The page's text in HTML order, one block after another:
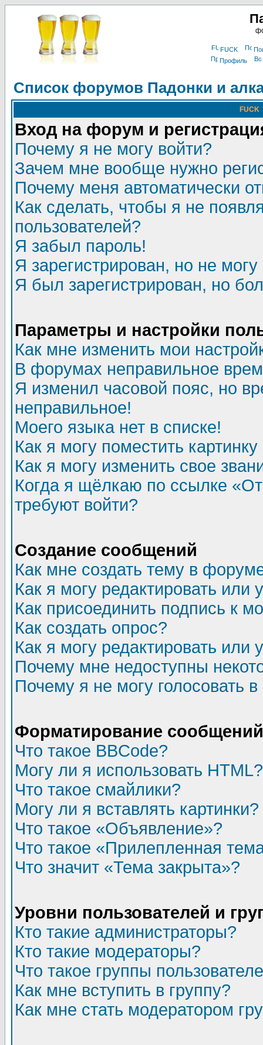
FUCK
Профиль
Список форумов Падонки и
FUCK
Вход на форум и
Почему я не могу войти?
Зачем мне вообще нужно
Почему меня автоматически
Как сделать, чтобы я не
пользователей?
Я забыл пароль!
Я зарегистрирован, но не могу
Я был зарегистрирован, но
Параметры и настройки
Как мне изменить мои
В форумах неправильное
Я изменил часовой пояс, но
неправильное!
Моего языка нет в списке!
Как я могу поместить
Как я могу изменить свое
Когда я щёлкаю по ссылке
требуют войти?
Создание сообщений
Как мне создать тему в
Как я могу редактировать или
Как присоединить подпись к
Как создать опрос?
Как я могу редактировать или
Почему мне недоступны
Почему я не могу голосовать
Форматирование
Что такое BBCode?
Могу ли я использовать HTML?
Что такое смайлики?
Могу ли я вставлять картинки?
Что такое «Объявление»?
Что такое «Прилепленная
Что значит «Тема закрыта»?
Уровни пользователей и
Кто такие администраторы?
Кто такие модераторы?
Что такое группы
Как мне вступить в группу?
Как мне стать модератором